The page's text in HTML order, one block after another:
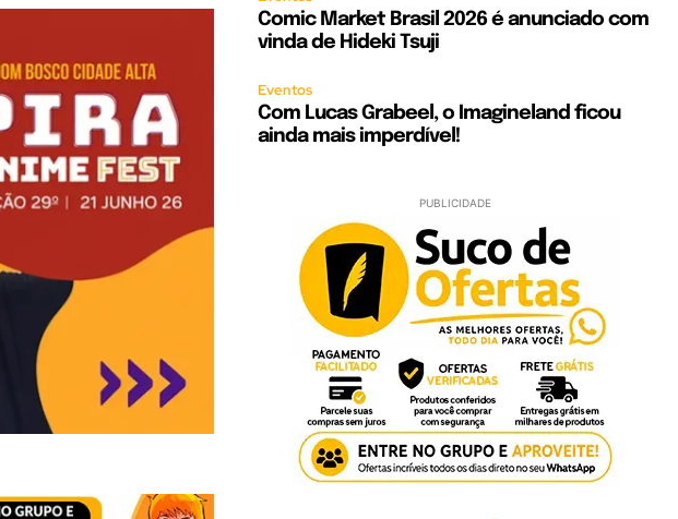
Comic Market Brasil 2026 é anunciado com
vinda de Hideki Tsuji
Eventos
Com Lucas Grabeel, o Imagineland ficou
ainda mais imperdível!
PUBLICIDADE